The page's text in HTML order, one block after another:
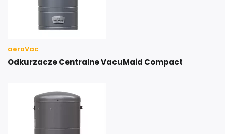
aeroVac
Odkurzacze Centralne VacuMaid Compact